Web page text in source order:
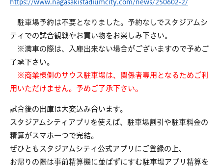
https://www.nagasakistadiumcity.com/news/250602-2/
駐車場予約は不要となりました。予約なしでスタジアムシ
ティでの試合観戦やお買い物をお楽しみ下さい。
※満車の際は、入庫出来ない場合がございますので予めご
了承下さい。
※商業棟側のサウス駐車場は、関係者専用となるためご利
用いただけません。予めご了承下さい。
試合後の出庫は大変込み合います。
スタジアムシティアプリを使えば、駐車場割引や駐車料金の
精算がスマホ一つで完結。
ぜひともスタジアムシティ公式アプリにご登録の上、
お帰りの際は事前精算機に並ばずにすむ駐車場アプリ精算を